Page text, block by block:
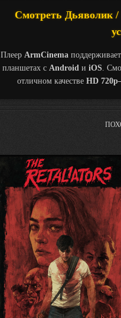
Смотреть Дьяволик /
Плеер ArmCinema
планшетах с Android и iOS.
отличном качестве HD